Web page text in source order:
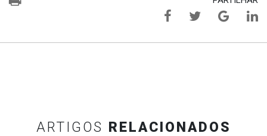
ARTIGOS RELACIONADOS